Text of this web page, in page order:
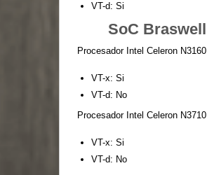
VT-d: Si
SoC Braswell
Procesador Intel Celeron N3160
VT-x: Si
VT-d: No
Procesador Intel Celeron N3710
VT-x: Si
VT-d: No